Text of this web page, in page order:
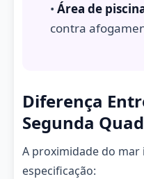
• Área de
contra
Diferença
Segunda
A proximidade do
especificação: